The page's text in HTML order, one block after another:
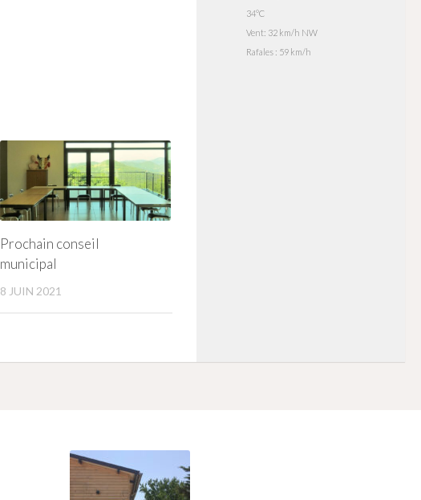
Prochain conseil
municipal
8 JUIN 2021
34°C
Vent: 32 km/h NW
Rafales : 59 km/h